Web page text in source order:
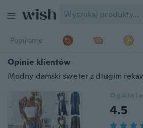
Popularne
Opinie klientów
Ogólnie
4.5